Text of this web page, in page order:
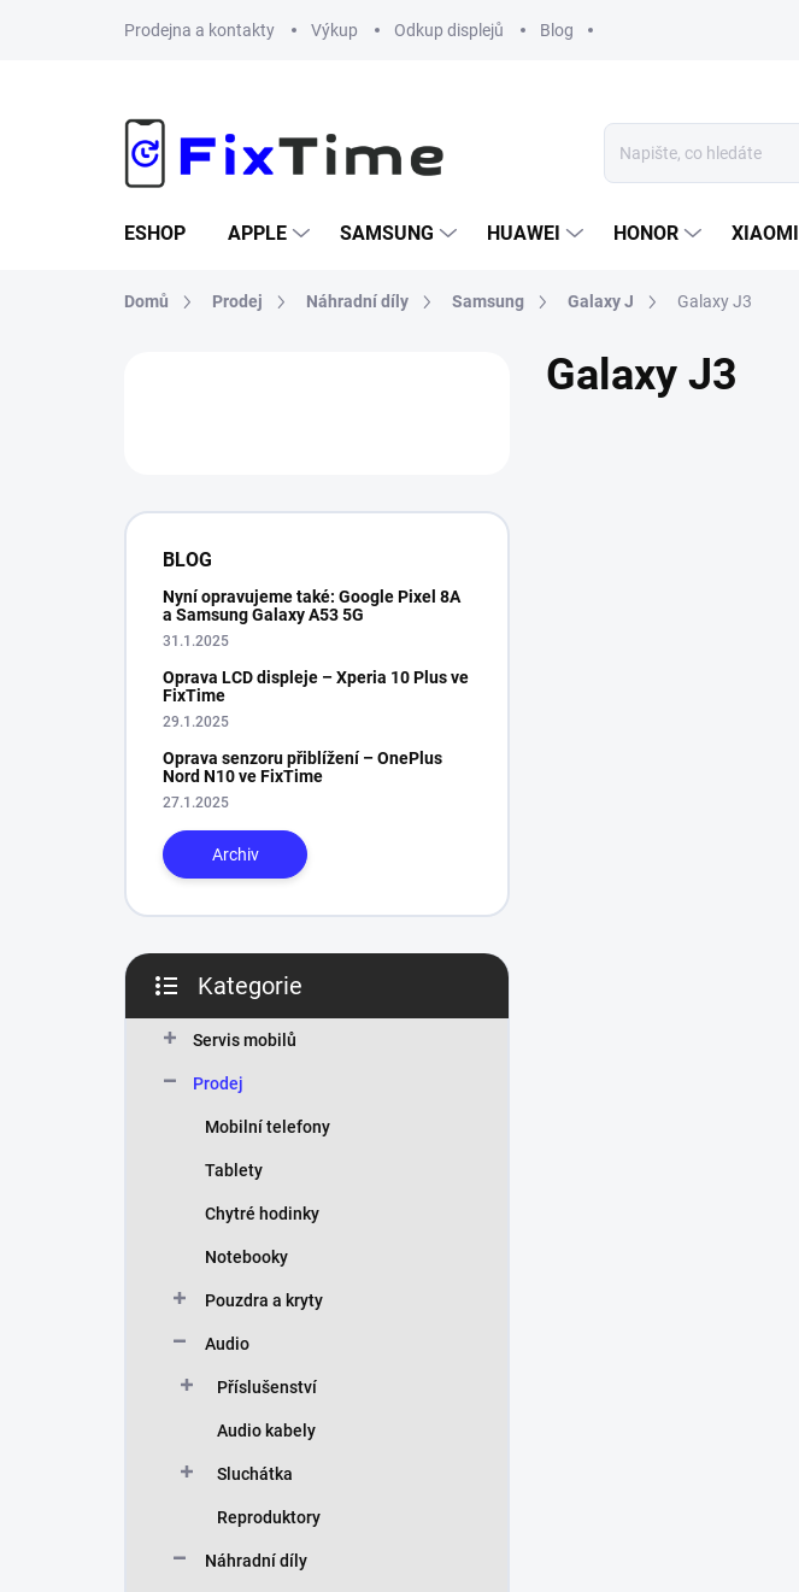
Prodejna a kontakty Výkup Odkup displejů Blog
ESHOP APPLE SAMSUNG HUAWEI HONOR XIAOMI
Domů Prodej Náhradní díly Samsung Galaxy J Galaxy J3
n
BLOG
Nyní opravujeme také: Google Pixel 8A
a Samsung Galaxy A53 5G
31.1.2025
Oprava LCD displeje – Xperia 10 Plus ve
FixTime
29.1.2025
Oprava senzoru přiblížení – OnePlus
Nord N10 ve FixTime
27.1.2025
Archiv
Přeskočit
kategorie
Kategorie
Servis mobilů
Prodej
Mobilní telefony
Tablety
Chytré hodinky
Notebooky
Pouzdra a kryty
Audio
Příslušenství
Audio kabely
Sluchátka
Reproduktory
Náhradní díly
Galaxy J3